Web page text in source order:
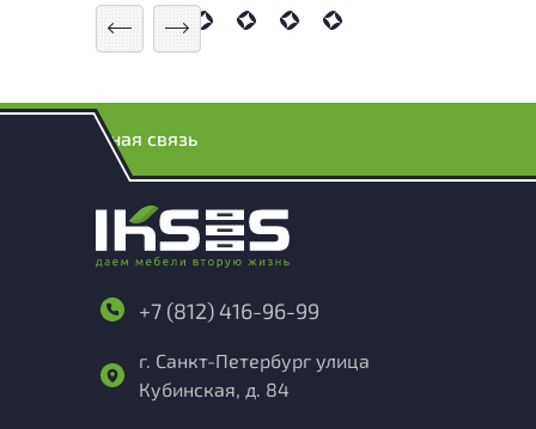
Обратная связь
+7 (812) 416-96-99
г. Санкт-Петербург улица
Кубинская, д. 84